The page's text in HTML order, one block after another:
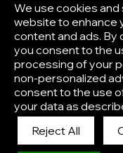
We use cookies
website to enhance
content and ads. By
you consent to the
processing of your
non-personalized
consent to the use
your data as
Reject All